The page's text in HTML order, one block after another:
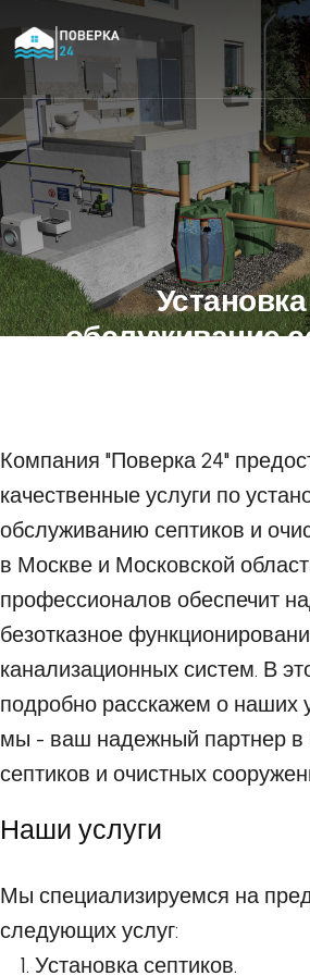
обслуживание
Компания "Поверка 24"
качественные услуги по
обслуживанию септиков и
в Москве и Московской
профессионалов обеспечит
безотказное
канализационных систем. В
подробно расскажем о наших
мы - ваш надежный партнер в
септиков и очистных
Наши услуги
Мы специализируемся на
следующих услуг:
Установка септиков.